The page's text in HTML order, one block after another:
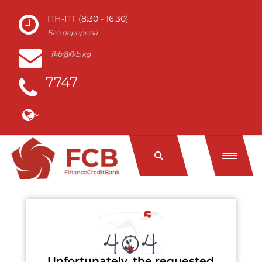
ПН-ПТ (8:30 - 16:30)
Без перерыва
fkb@fkb.kg
7747